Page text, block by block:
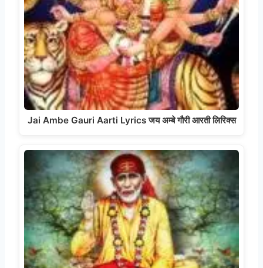
Jai Ambe Gauri Aarti Lyrics जय अम्बे गौरी आरती लिरिक्स